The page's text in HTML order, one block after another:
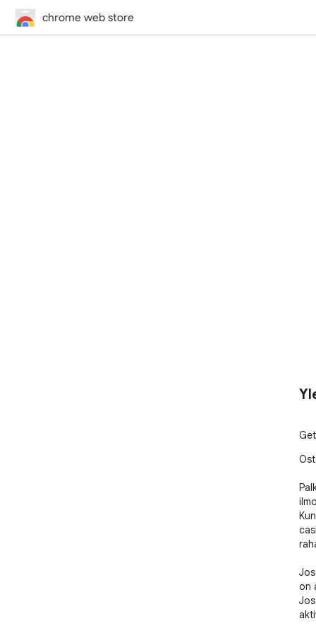
chrome web store
on